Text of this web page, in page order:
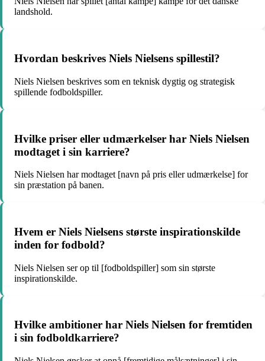
landshold.
Hvordan beskrives Niels Nielsens spillestil?
Niels Nielsen beskrives som en teknisk dygtig og strategisk
spillende fodboldspiller.
Hvilke priser eller udmærkelser har Niels Nielsen
modtaget i sin karriere?
Niels Nielsen har modtaget [navn på pris eller udmærkelse] for
sin præstation på banen.
Hvem er Niels Nielsens største inspirationskilde
inden for fodbold?
Niels Nielsen ser op til [fodboldspiller] som sin største
inspirationskilde.
Hvilke ambitioner har Niels Nielsen for fremtiden
i sin fodboldkarriere?